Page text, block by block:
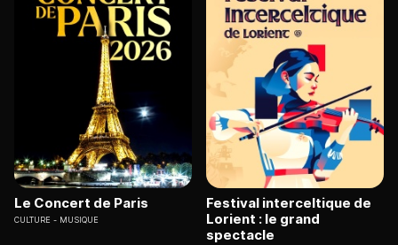
Le Concert de Paris
CULTURE MUSIQUE
Festival interceltique de
Lorient : le grand
spectacle